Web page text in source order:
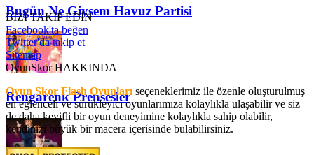
Bugün Ne Giysem Havuz Partisi
Rengarenk Prensesler
BİZİ TAKİP EDİN
Facebook'ta beğen
Twitter'da takip et
Sitemap
OyunSkor HAKKINDA
Oyun Skor Flash Oyunları seçeneklerimiz ile özenle oluşturulmuş
en eğlenceli ve sürükleyici oyunlarımıza kolaylıkla ulaşabilir ve siz
de daha keyifli bir oyun deneyimine kolaylıkla sahip olabilir,
kendinizi büyük bir macera içerisinde bulabilirsiniz.